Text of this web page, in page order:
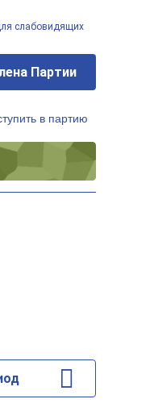
слабовидящих
Партии
в партию